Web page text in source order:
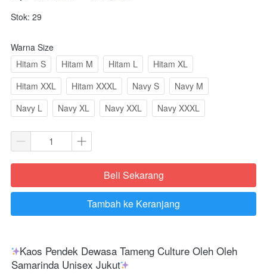
Stok: 29
Warna Size
Hitam S
Hitam M Hitam L
Hitam XL
Hitam XXL
Hitam XXXL Navy S
Navy M
Navy L
Navy XL Navy XXL Navy XXXL
`Beli Sekarang
`
Tambah ke Keranjang
Kaos Pendek Dewasa Tameng Culture Oleh Oleh
Samarinda Unisex Jukut